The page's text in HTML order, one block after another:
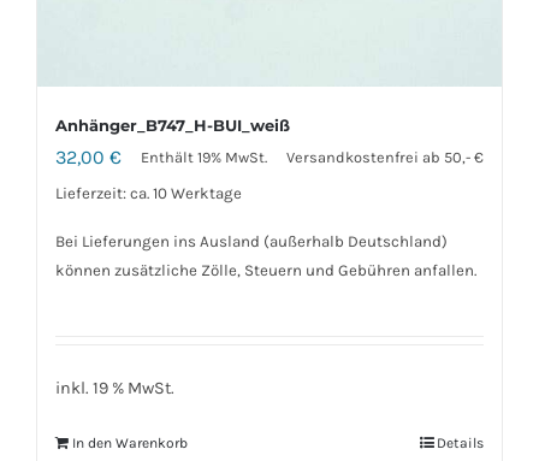
Anhänger_B747_H-BUI_weiß
32,00 € Enthält 19% MwSt.
Versandkostenfrei ab 50,- €
Lieferzeit: ca. 10 Werktage
Bei Lieferungen ins Ausland (außerhalb Deutschland)
können zusätzliche Zölle, Steuern und Gebühren anfallen.
inkl. 19 % MwSt.
In den Warenkorb Details